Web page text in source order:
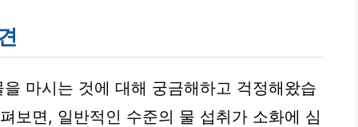
마시는 것에 대해 궁금해하고 걱정해왔습
보면, 일반적인 수준의 물 섭취가 소화에 심